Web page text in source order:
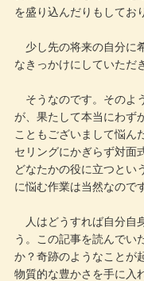
を盛り込んだりもしてお
少し先の将来の自分に
なきっかけにしていただ
そうなのです。そのよ
が、果たして本当にわず
こともございまして悩ん
セリングにかぎらず対面
どなたかの役に立つとい
に悩む作業は当然なので
人はどうすれば自分自
う。この記事を読んでい
か？奇跡のようなことが
物質的な豊かさを手に入